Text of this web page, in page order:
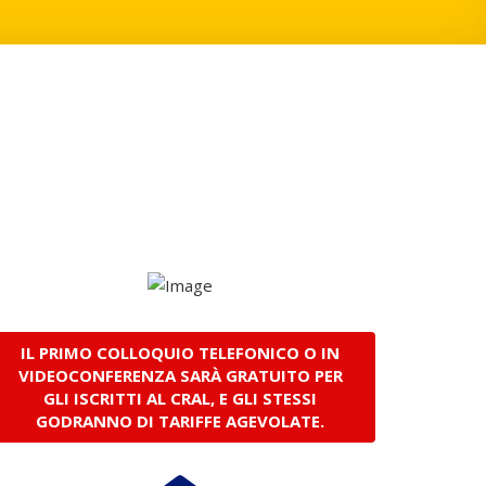
IL PRIMO COLLOQUIO TELEFONICO O IN
VIDEOCONFERENZA SARÀ GRATUITO PER
GLI ISCRITTI AL CRAL, E GLI STESSI
GODRANNO DI TARIFFE AGEVOLATE.